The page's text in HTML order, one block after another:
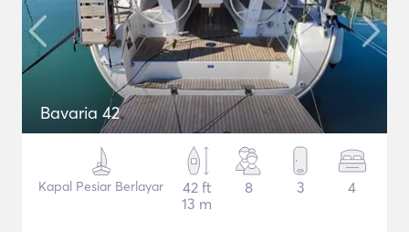
Bavaria 42
Kapal Pesiar Berlayar
42 ft
13 m
8 3 4